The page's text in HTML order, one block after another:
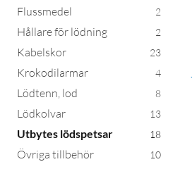
Flussmedel 2
Hållare för lödning 2
Kabelskor 23
Krokodilarmar 4
Lödtenn, lod 8
Lödkolvar 13
Utbytes lödspetsar 18
Övriga tillbehör 10